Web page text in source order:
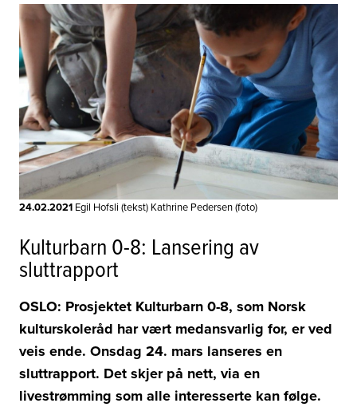
24.02.2021 Egil Hofsli (tekst) Kathrine Pedersen (foto)
Kulturbarn 0-8: Lansering av
sluttrapport
OSLO: Prosjektet Kulturbarn 0-8, som Norsk
kulturskoleråd har vært medansvarlig for, er ved
veis ende. Onsdag 24. mars lanseres en
sluttrapport. Det skjer på nett, via en
livestrømming som alle interesserte kan følge.